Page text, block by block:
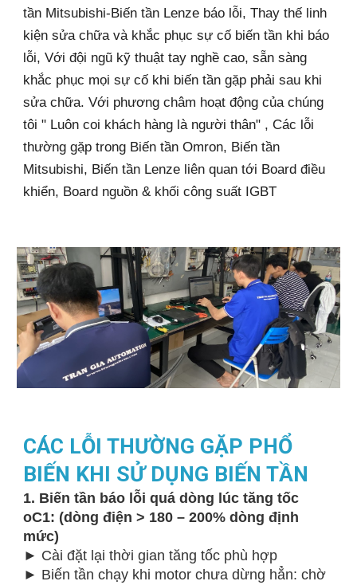
tần Mitsubishi-Biến tần Lenze báo lỗi, Thay thế linh
kiện sửa chữa và khắc phục sự cố biến tần khi báo
lỗi, Với đội ngũ kỹ thuật tay nghề cao, sẵn sàng
khắc phục mọi sự cố khi biến tần gặp phải sau khi
sửa chữa. Với phương châm hoạt động của chúng
tôi " Luôn coi khách hàng là người thân" , Các lỗi
thường gặp trong Biến tần Omron, Biến tần
Mitsubishi, Biến tần Lenze liên quan tới Board điều
khiển, Board nguồn & khối công suất IGBT
CÁC LỖI THƯỜNG GẶP PHỔ
BIẾN KHI SỬ DỤNG BIẾN TẦN
1. Biến tần báo lỗi quá dòng lúc tăng tốc
oC1: (dòng điện > 180 – 200% dòng định
mức)
► Cài đặt lại thời gian tăng tốc phù hợp
► Biến tần chạy khi motor chưa dừng hẳn: chờ